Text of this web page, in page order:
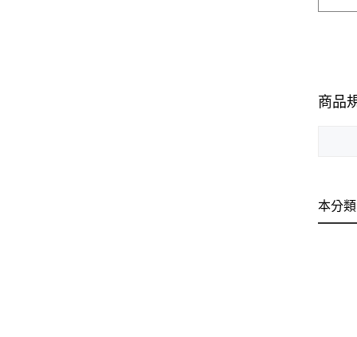
商品
本分